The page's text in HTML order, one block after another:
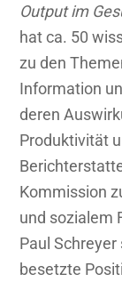
Output im
hat ca. 50
zu den
Information
deren
Produktivität
Kommission
und sozialem
Paul Schreyer
besetzte